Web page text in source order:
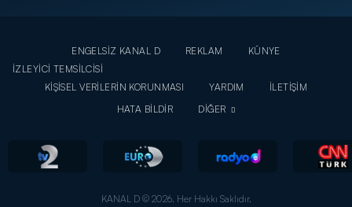
ENGELSİZ KANAL D REKLAM
KÜNYE
İZLEYİCİ TEMSİLCİSİ
KİŞİSEL VERİLERİN KORUNMASI
YARDIM
İLETİŞİM
HATA BİLDİR
DİĞER
KANAL D © 2026. Her Hakkı Saklıdır.